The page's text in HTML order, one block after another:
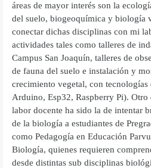
áreas de mayor interés son la
del suelo, biogeoquímica y biología
conectar dichas disciplinas con mi
actividades tales como talleres de
Campus San Joaquín, talleres de
de fauna del suelo e instalación y
crecimiento vegetal, con tecnologías
Arduino, Esp32, Raspberry Pi).
labor docente ha sido la de intentar
de la biología a estudiantes de
como Pedagogía en Educación
Biología, quienes requieren
desde distintas sub disciplinas